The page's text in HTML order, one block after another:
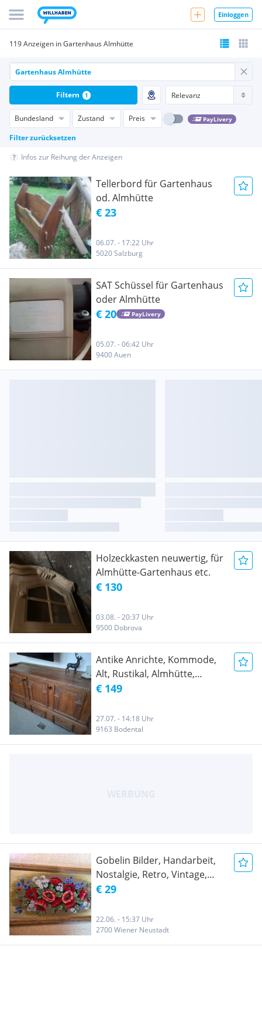
Einloggen
119 Anzeigen in Gartenhaus Almhütte
Bundesland Zustand Preis PayLivery
Filter zurücksetzen
Filtern 1
Infos zur Reihung der Anzeigen
Tellerbord für Gartenhaus
od. Almhütte
€ 23
06.07. - 17:22 Uhr
5020 Salzburg
SAT Schüssel für Gartenhaus
oder Almhütte
€ 20 PayLivery
05.07. - 06:42 Uhr
9400 Auen
Holzeckkasten neuwertig, für
Almhütte-Gartenhaus etc.
€ 130
03.08. - 20:37 Uhr
9500 Dobrova
Antike Anrichte, Kommode,
Alt, Rustikal, Almhütte,
Gartenhütte, Gartenhaus,
€ 149
27.07. - 14:18 Uhr
9163 Bodental
Gobelin Bilder, Handarbeit,
Nostalgie, Retro, Vintage,
Bauernstube, Küche,
€ 29
22.06. - 15:37 Uhr
2700 Wiener Neustadt